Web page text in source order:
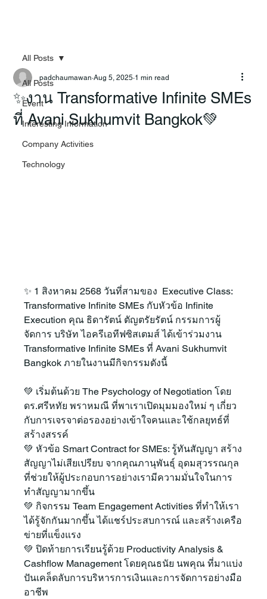
All Posts
Event
Interesting Information
Company Activities
Technology
All Posts
✨งาน Transformative Infinite SMEs
ที่ Avani Sukhumvit Bangkok💚
padchaumawan Aug 5, 2025 1 min read
✨ 1 สิงหาคม 2568 วันที่สามของ  Executive Class:
Transformative Infinite SMEs กับหัวข้อ Infinite
Execution คุณ ธิดารัตน์ ตัญตรัยรัตน์ กรรมการผู้
จัดการ บริษัท ไอครีเอทีฟซิสเตมส์ ได้เข้าร่วมงาน
Transformative Infinite SMEs ที่ Avani Sukhumvit
Bangkok ภายในงานมีกิจกรรมดังนี้
💚 เริ่มต้นด้วย The Psychology of Negotiation โดย
ดร.ศรีหทัย พราหมณี ที่พาเราเปิดมุมมองใหม่ ๆ เกี่ยว
กับการเจรจาต่อรองอย่างเข้าใจคนและใช้กลยุทธ์ที่
สร้างสรรค์
💚 หัวข้อ Smart Contract for SMEs: รู้ทันสัญญา สร้าง
สัญญาไม่เสียเปรียบ จากคุณภานุพันธุ์ อุดมสุวรรณกุล
ที่ช่วยให้ผู้ประกอบการอย่างเรามีความมั่นใจในการ
ทำสัญญามากขึ้น
💚 กิจกรรม Team Engagement Activities ที่ทำให้เรา
ได้รู้จักกันมากขึ้น ได้แชร์ประสบการณ์ และสร้างเครือ
ข่ายที่แข็งแรง
💚 ปิดท้ายการเรียนรู้ด้วย Productivity Analysis &
Cashflow Management โดยคุณธนัย นพคุณ ที่มาแบ่ง
ปันเคล็ดลับการบริหารการเงินและการจัดการอย่างมือ
อาชีพ